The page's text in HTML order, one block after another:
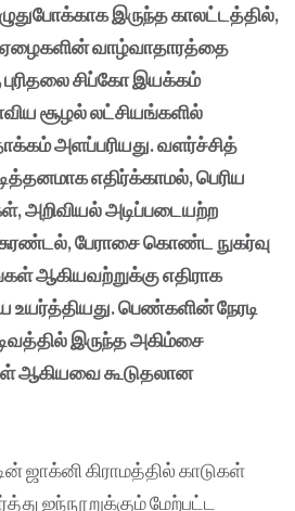
இருந்த காலட்டத்தில்,
ஏழைகளின் வாழ்வாதாரத்தை
சிப்கோ இயக்கம்
சூழல் லட்சியங்களில்
அளப்பரியது. வளர்ச்சித்
எதிர்க்காமல், பெரிய
அடிப்படையற்ற
பேராசை கொண்ட நுகர்வு
ஆகியவற்றுக்கு எதிராக
பெண்களின் நேரடி
இருந்த அகிம்சை
ஆகியவை கூடுதலான
ஜாக்னி கிராமத்தில் காடுகள்
ஐந்நூறுக்கும் மேற்பட்ட